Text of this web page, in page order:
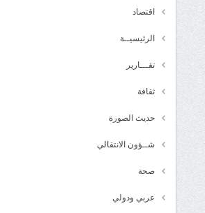
اقتصاد
الرئيسيــة
تقـــارير
ثقافة
حديث الصورة
شــؤون الانتقالي
صحة
عربي ودولي